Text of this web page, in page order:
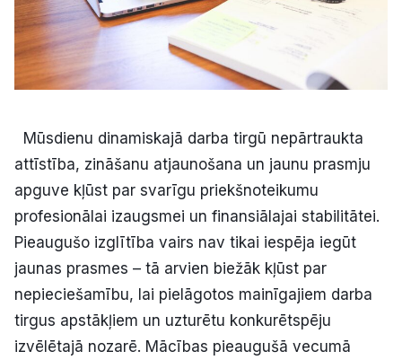
Video
Vieta
Sludinājumi
Pasākumi
Politiskā reklāma
Par mums
Mūsdienu dinamiskajā darba tirgū nepārtraukta
attīstība, zināšanu atjaunošana un jaunu prasmju
apguve kļūst par svarīgu priekšnoteikumu
profesionālai izaugsmei un finansiālajai stabilitātei.
Pieaugušo izglītība vairs nav tikai iespēja iegūt
jaunas prasmes – tā arvien biežāk kļūst par
nepieciešamību, lai pielāgotos mainīgajiem darba
tirgus apstākļiem un uzturētu konkurētspēju
izvēlētajā nozarē. Mācības pieaugušā vecumā